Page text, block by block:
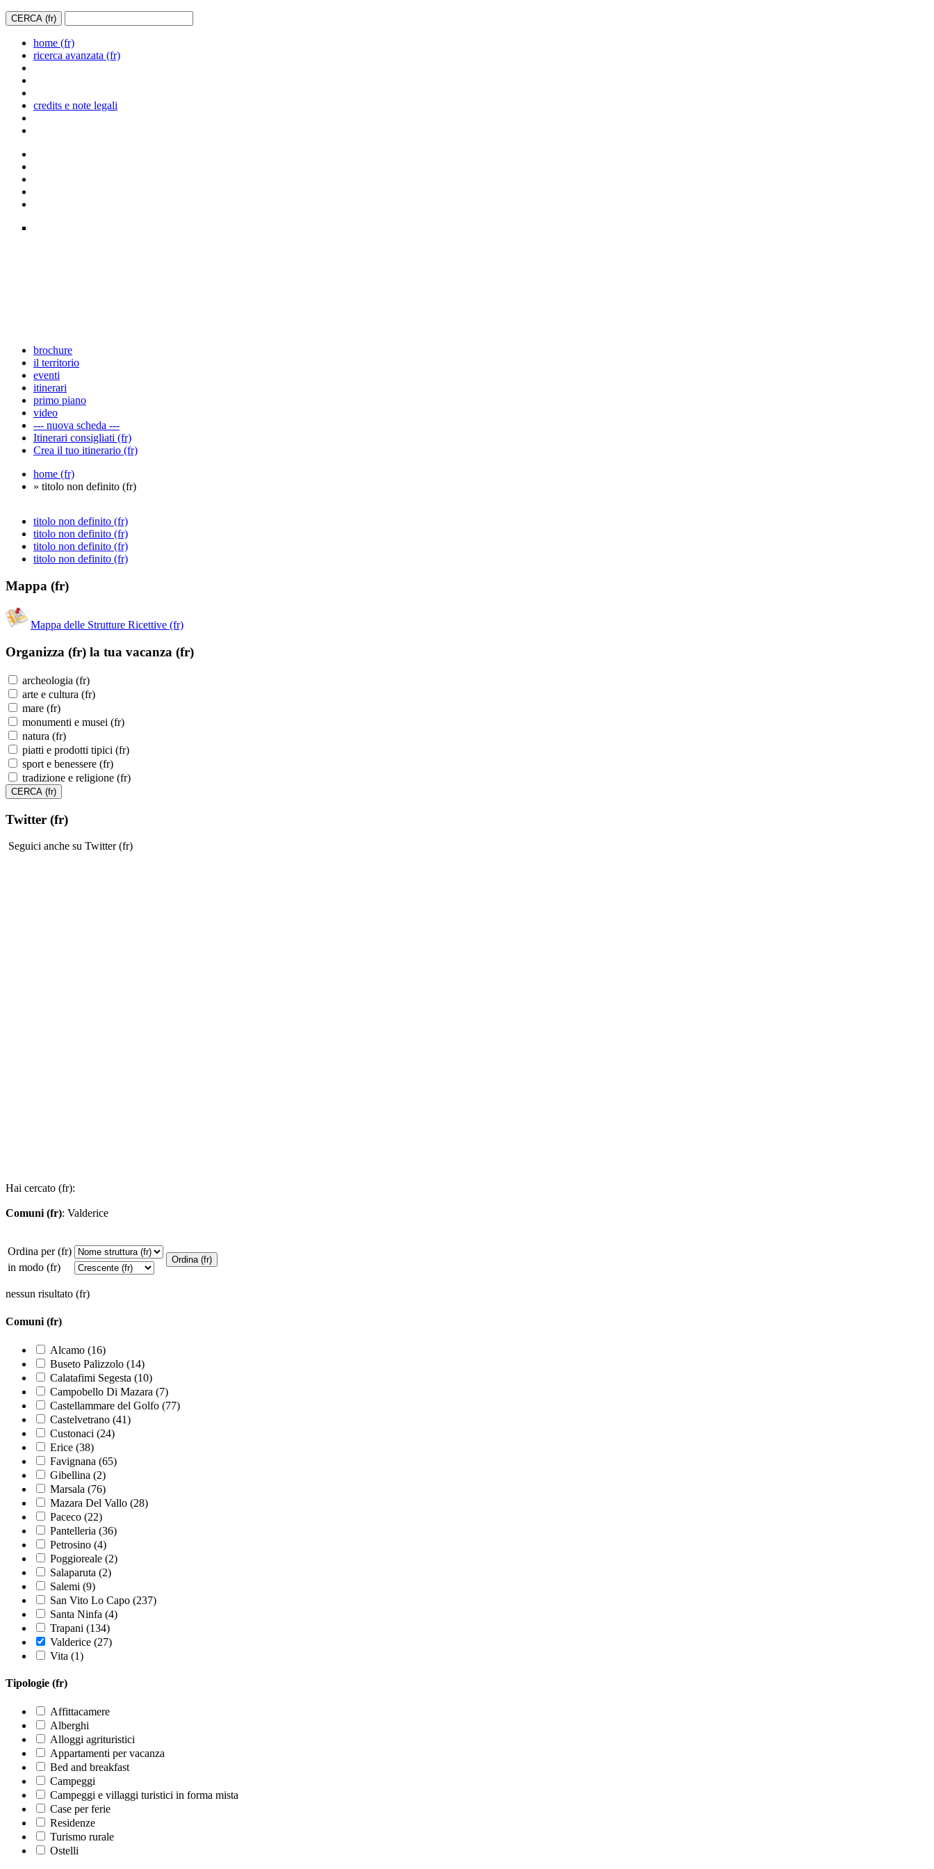
home (fr)
ricerca avanzata (fr)
credits e note legali
brochure
il territorio
eventi
itinerari
primo piano
video
--- nuova scheda ---
Itinerari consigliati (fr)
Crea il tuo itinerario (fr)
home (fr)
» titolo non definito (fr)
titolo non definito (fr)
titolo non definito (fr)
titolo non definito (fr)
titolo non definito (fr)
Mappa (fr)
Mappa delle Strutture Ricettive (fr)
Organizza (fr) la tua vacanza (fr)
archeologia (fr)
arte e cultura (fr)
mare (fr)
monumenti e musei (fr)
natura (fr)
piatti e prodotti tipici (fr)
sport e benessere (fr)
tradizione e religione (fr)
Twitter (fr)
Seguici anche su Twitter (fr)
Hai cercato (fr):
Comuni (fr): Valderice
Ordina per (fr)
in modo (fr)
nessun risultato (fr)
Comuni (fr)
Alcamo (16)
Buseto Palizzolo (14)
Calatafimi Segesta (10)
Campobello Di Mazara (7)
Castellammare del Golfo (77)
Castelvetrano (41)
Custonaci (24)
Erice (38)
Favignana (65)
Gibellina (2)
Marsala (76)
Mazara Del Vallo (28)
Paceco (22)
Pantelleria (36)
Petrosino (4)
Poggioreale (2)
Salaparuta (2)
Salemi (9)
San Vito Lo Capo (237)
Santa Ninfa (4)
Trapani (134)
Valderice (27)
Vita (1)
Tipologie (fr)
Affittacamere
Alberghi
Alloggi agrituristici
Appartamenti per vacanza
Bed and breakfast
Campeggi
Campeggi e villaggi turistici in forma mista
Case per ferie
Residenze
Turismo rurale
Ostelli